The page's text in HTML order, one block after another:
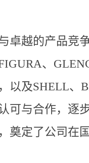
卓越的产品竞
、
以及SHELL、
可与合作，逐
奠定了公司在